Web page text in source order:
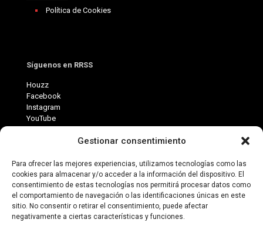
Gestionar consentimiento
Para ofrecer las mejores experiencias, utilizamos tecnologías como las
cookies para almacenar y/o acceder a la información del dispositivo. El
consentimiento de estas tecnologías nos permitirá procesar datos como
el comportamiento de navegación o las identificaciones únicas en este
sitio. No consentir o retirar el consentimiento, puede afectar
negativamente a ciertas características y funciones.
Política de Cookies
Síguenos en RRSS
Houzz
Facebook
Instagram
YouTube